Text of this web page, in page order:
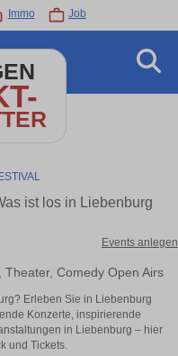
Immo Job
ist los in Liebenburg
Events anlegen
Comedy Open Airs
Erleben Sie in Liebenburg
Konzerte, inspirierende
in Liebenburg – hier
und Tickets.